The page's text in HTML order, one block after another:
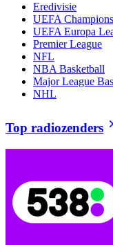
Eredivisie
UEFA
UEFA Europa
Premier League
NFL
NBA Basketball
Major League
NHL
Top radiozenders